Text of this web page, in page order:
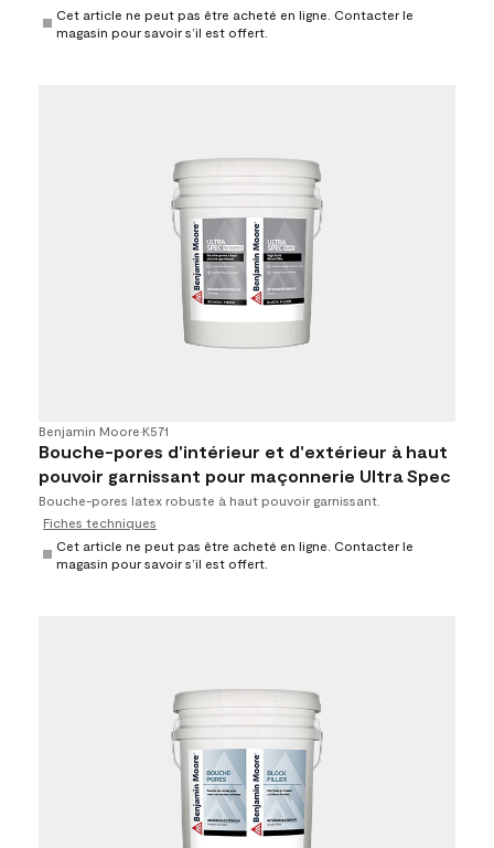
Cet article ne peut pas être acheté en ligne. Contacter le
magasin pour savoir s’il est offert.
Benjamin Moore•K571
Bouche-pores d'intérieur et d'extérieur à haut
pouvoir garnissant pour maçonnerie Ultra Spec
Bouche-pores latex robuste à haut pouvoir garnissant.
Fiches techniques
Cet article ne peut pas être acheté en ligne. Contacter le
magasin pour savoir s’il est offert.